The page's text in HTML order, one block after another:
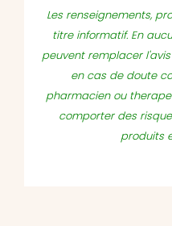
Les renseignements,
titre informatif. En
peuvent remplacer
en cas de doute
pharmacien ou
comporter des
produits